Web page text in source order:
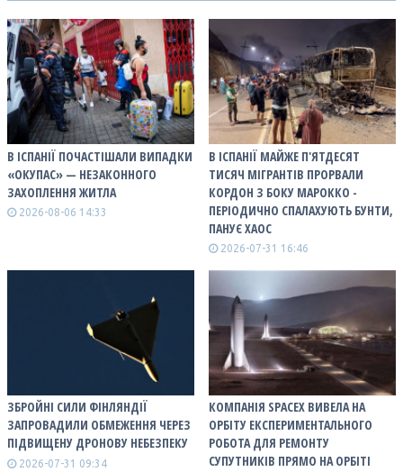
В ІСПАНІЇ ПОЧАСТІШАЛИ ВИПАДКИ
«ОКУПАС» — НЕЗАКОННОГО
ЗАХОПЛЕННЯ ЖИТЛА
2026-08-06 14:33
В ІСПАНІЇ МАЙЖЕ П'ЯТДЕСЯТ
ТИСЯЧ МІГРАНТІВ ПРОРВАЛИ
КОРДОН З БОКУ МАРОККО -
ПЕРІОДИЧНО СПАЛАХУЮТЬ БУНТИ,
ПАНУЄ ХАОС
2026-07-31 16:46
ЗБРОЙНІ СИЛИ ФІНЛЯНДІЇ
ЗАПРОВАДИЛИ ОБМЕЖЕННЯ ЧЕРЕЗ
ПІДВИЩЕНУ ДРОНОВУ НЕБЕЗПЕКУ
2026-07-31 09:34
КОМПАНІЯ SPACEX ВИВЕЛА НА
ОРБІТУ ЕКСПЕРИМЕНТАЛЬНОГО
РОБОТА ДЛЯ РЕМОНТУ
СУПУТНИКІВ ПРЯМО НА ОРБІТІ